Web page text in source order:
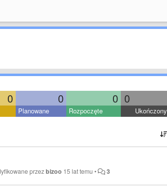
0 0 0 0
Planowane Rozpoczęte Ukończony
przezbizoo 15 lat temu • 3